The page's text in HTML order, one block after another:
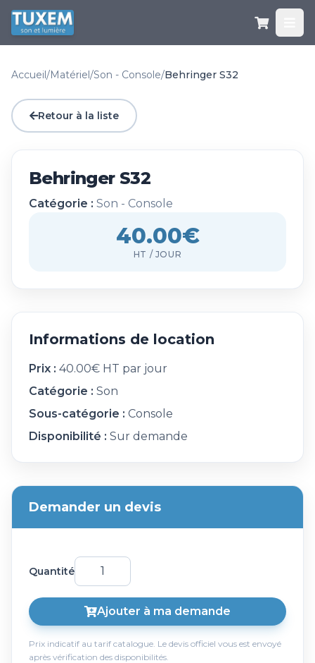
Accueil/Matériel/Son - Console/Behringer S32
Retour à la liste
Behringer S32
Catégorie : Son - Console
40.00€
HT / JOUR
Informations de location
Prix : 40.00€ HT par jour
Catégorie : Son
Sous-catégorie : Console
Disponibilité : Sur demande
Demander un devis
Quantité
Ajouter à ma demande
Prix indicatif au tarif catalogue. Le devis officiel vous est envoyé
après vérification des disponibilités.